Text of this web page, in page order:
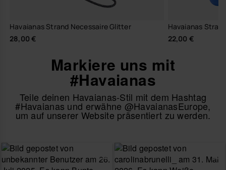
Havaianas Strand Necessaire Glitter
28,00 €
Havaianas
22,00 €
Markiere uns mit
#Havaianas
Teile deinen Havaianas-Stil mit dem Hashtag
#Havaianas und erwähne @HavaianasEurope,
um auf unserer Website präsentiert zu werden.